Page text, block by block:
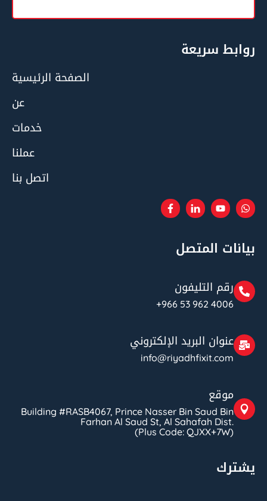
يشترك
بيانات المتصل
رقم التليفون
+966 53 962 4006
عنوان البريد الإلكتروني
info@riyadhfixit.com
موقع
Building #RASB4067, Prince Nasser Bin Saud Bin
Farhan Al Saud St, Al Sahafah Dist.
(Plus Code: QJXX+7W)
روابط سريعة
الصفحة الرئيسية
عن
خدمات
عملنا
اتصل بنا